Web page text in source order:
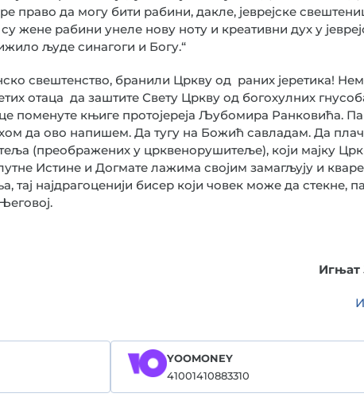
право да могу бити рабини, дакле, јеврејске
жене рабини унеле нову ноту и креативни дух у
људе синагоги и Богу.“
свештенство, бранили Цркву од раних јеретика!
отаца да заштите Свету Цркву од богохулних
поменуте књиге протојереја Љубомира Ранковића. Па
да ово напишем. Да тугу на Божић савладам. Да плач
(преображених у црквенорушитеље), који мајку
Истине и Догмате лажима својим замагљују и
тај најдрагоценији бисер који човек може да стекне,
Игњат
YOOMONEY
41001410883310